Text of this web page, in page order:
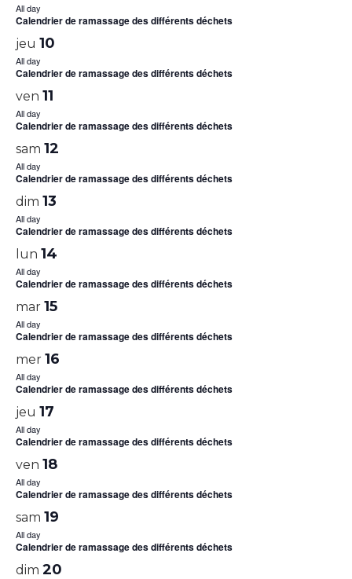
All day
Calendrier de ramassage des différents déchets
jeu 10
All day
Calendrier de ramassage des différents déchets
ven 11
All day
Calendrier de ramassage des différents déchets
sam 12
All day
Calendrier de ramassage des différents déchets
dim 13
All day
Calendrier de ramassage des différents déchets
lun 14
All day
Calendrier de ramassage des différents déchets
mar 15
All day
Calendrier de ramassage des différents déchets
mer 16
All day
Calendrier de ramassage des différents déchets
jeu 17
All day
Calendrier de ramassage des différents déchets
ven 18
All day
Calendrier de ramassage des différents déchets
sam 19
All day
Calendrier de ramassage des différents déchets
dim 20